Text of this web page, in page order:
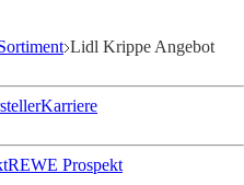
Lidl Krippe Angebot
Karriere
REWE Prospekt